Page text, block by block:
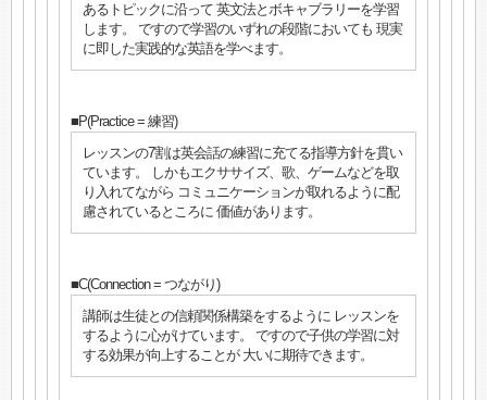
あるトピックに沿って 英文法とボキャブラリーを学習
します。 ですので学習のいずれの段階においても 現実
に即した実践的な英語を学べます。
■P(Practice = 練習)
レッスンの7割は英会話の練習に充てる指導方針を貫い
ています。 しかもエクササイズ、歌、ゲームなどを取
り入れてながら コミュニケーションが取れるように配
慮されているところに 価値があります。
■C(Connection = つながり)
講師は生徒との信頼関係構築をするように レッスンを
するように心がけています。 ですので子供の学習に対
する効果が向上することが 大いに期待できます。